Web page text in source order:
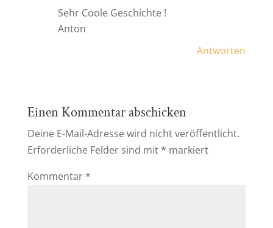
Sehr Coole Geschichte !
Anton
Antworten
Einen Kommentar abschicken
Deine E-Mail-Adresse wird nicht veröffentlicht.
Erforderliche Felder sind mit * markiert
Kommentar *